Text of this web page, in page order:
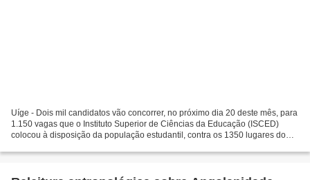
Uíge - Dois mil candidatos vão concorrer, no próximo dia 20 deste mês, para
1.150 vagas que o Instituto Superior de Ciências da Educação (ISCED)
colocou à disposição da população estudantil, contra os 1350 lugares do